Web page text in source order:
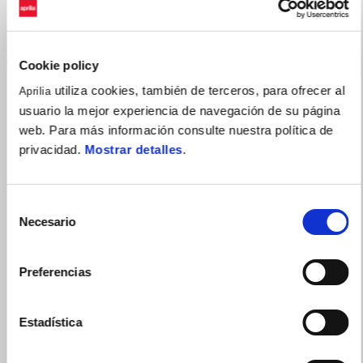
Cookie policy
Aprilia utiliza cookies, también de terceros, para ofrecer al
usuario la mejor experiencia de navegación de su página
web. Para más información consulte nuestra política de
privacidad. Mostrar detalles.
Necesario
Preferencias
Estadística